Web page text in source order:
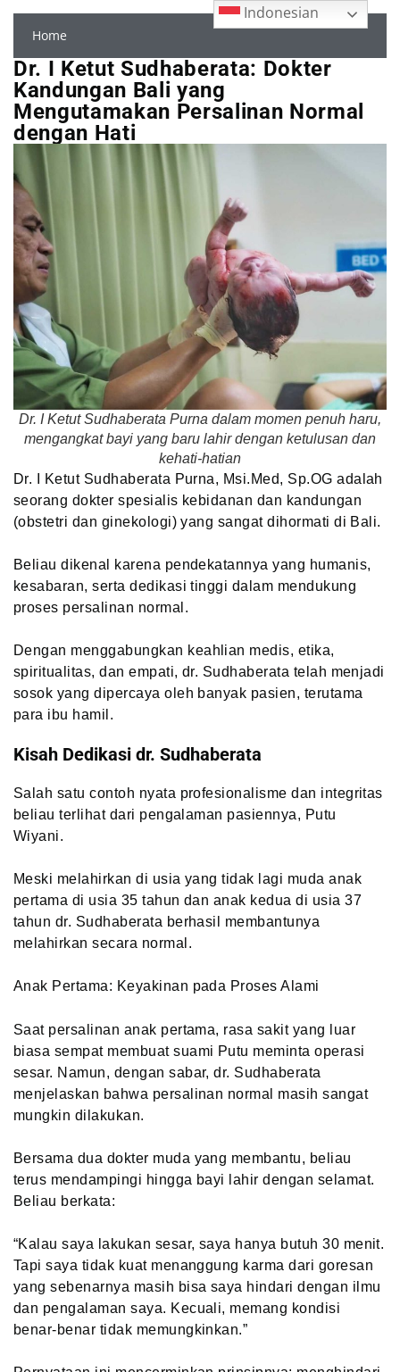
Home
Dr. I Ketut Sudhaberata: Dokter
Kandungan Bali yang
Mengutamakan Persalinan Normal
dengan Hati
Dr. I Ketut Sudhaberata Purna dalam momen penuh haru,
mengangkat bayi yang baru lahir dengan ketulusan dan
kehati-hatian
Dr. I Ketut Sudhaberata Purna, Msi.Med, Sp.OG adalah
seorang dokter spesialis kebidanan dan kandungan
(obstetri dan ginekologi) yang sangat dihormati di Bali.
Beliau dikenal karena pendekatannya yang humanis,
kesabaran, serta dedikasi tinggi dalam mendukung
proses persalinan normal.
Dengan menggabungkan keahlian medis, etika,
spiritualitas, dan empati, dr. Sudhaberata telah menjadi
sosok yang dipercaya oleh banyak pasien, terutama
para ibu hamil.
Kisah Dedikasi dr. Sudhaberata
Salah satu contoh nyata profesionalisme dan integritas
beliau terlihat dari pengalaman pasiennya, Putu
Wiyani.
Meski melahirkan di usia yang tidak lagi muda anak
pertama di usia 35 tahun dan anak kedua di usia 37
tahun dr. Sudhaberata berhasil membantunya
melahirkan secara normal.
Anak Pertama: Keyakinan pada Proses Alami
Saat persalinan anak pertama, rasa sakit yang luar
biasa sempat membuat suami Putu meminta operasi
sesar. Namun, dengan sabar, dr. Sudhaberata
menjelaskan bahwa persalinan normal masih sangat
mungkin dilakukan.
Bersama dua dokter muda yang membantu, beliau
terus mendampingi hingga bayi lahir dengan selamat.
Beliau berkata:
“Kalau saya lakukan sesar, saya hanya butuh 30 menit.
Tapi saya tidak kuat menanggung karma dari goresan
yang sebenarnya masih bisa saya hindari dengan ilmu
dan pengalaman saya. Kecuali, memang kondisi
benar-benar tidak memungkinkan.”
Indonesian